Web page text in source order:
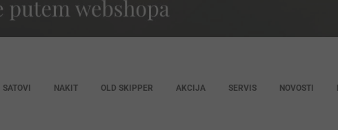
SATOVI NAKIT OLD SKIPPER AKCIJA SERVIS NOVOSTI